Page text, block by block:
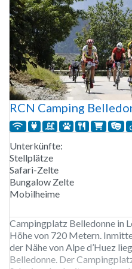
RCN Camping
Unterkünfte:
Stellplätze
Safari-Zelte
Bungalow Zelte
Mobilheime
Campingplatz Belledonne in
Höhe von 720 Metern.
der Nähe von Alpe d’Huez
Belledonne. Der